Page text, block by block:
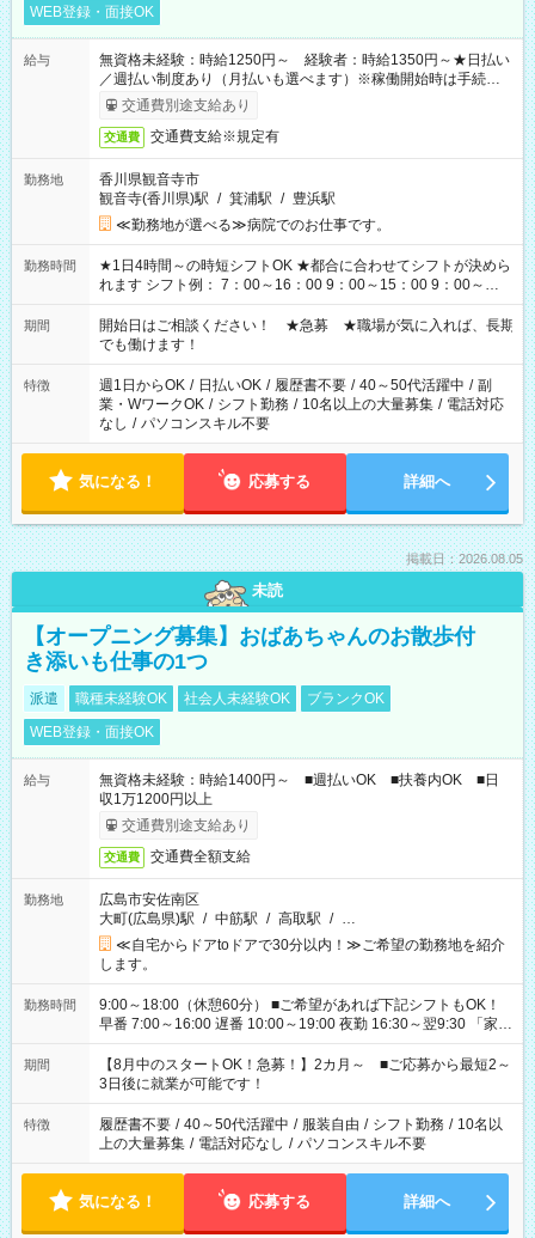
WEB登録・面接OK
給与
無資格未経験：時給1250円～ 経験者：時給1350円～★日払い
／週払い制度あり（月払いも選べます）※稼働開始時は手続き完
了次第のお支払いとなります。
交通費別途支給あり
交通費 交通費支給※規定有
勤務地
香川県観音寺市
観音寺(香川県)駅 / 箕浦駅 / 豊浜駅
≪勤務地が選べる≫病院でのお仕事です。
勤務時間
★1日4時間～の時短シフトOK ★都合に合わせてシフトが決めら
れます シフト例： 7：00～16：00 9：00～15：00 9：00～
18：00 11：00～20：00 など ※Wワークの場合、他のお仕事と
合わせ週40時間超の就業はご案内できません ※法令に基づき、
週20時間以上勤務は社会保険への加入対象となります ※労働者
派遣法（日雇い派遣の原則禁止）により、短時間・短期間の就
業はご案内が難しい場合があります
期間
開始日はご相談ください！ ★急募 ★職場が気に入れば、長期
でも働けます！
特徴 週1日からOK / 日払いOK / 履歴書不要 / 40～50代活躍中 / 副
業・WワークOK / シフト勤務 / 10名以上の大量募集 / 電話対応
なし / パソコンスキル不要
気になる！ 応募する 詳細へ
掲載日：2026.08.05
未読
【オープニング募集】おばあちゃんのお散歩付
き添いも仕事の1つ
派遣 職種未経験OK 社会人未経験OK
ブランクOK
WEB登録・面接OK
給与
無資格未経験：時給1400円～ ■週払いOK ■扶養内OK ■日
収1万1200円以上
交通費別途支給あり
交通費 交通費全額支給
勤務地
広島市安佐南区
大町(広島県)駅 / 中筋駅 / 高取駅 / …
≪自宅からドアtoドアで30分以内！≫ご希望の勤務地を紹介
します。
勤務時間
9:00～18:00（休憩60分） ■ご希望があれば下記シフトもOK！
早番 7:00～16:00 遅番 10:00～19:00 夜勤 16:30～翌9:30 「家族
と休みを合わせたい」 「余裕を持って夕飯の準備がしたい」
「できれば残業はしたくない」 など、ご希望を教えてください
ね。 ※Wワーク希望の方へ 今ご覧のお仕事で希望する勤務時間
と、もう1つのお仕事の勤務時間。 合計で週40時間を超える場
合は応募できません。
期間
【8月中のスタートOK！急募！】2カ月～ ■ご応募から最短2～
3日後に就業が可能です！
特徴 履歴書不要 / 40～50代活躍中 / 服装自由 / シフト勤務 / 10名以
上の大量募集 / 電話対応なし / パソコンスキル不要
気になる！ 応募する 詳細へ